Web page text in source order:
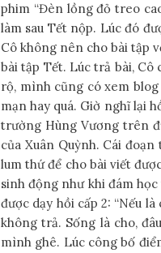
phim “Đèn lồng đỏ treo
làm sau Tết nộp. Lúc đó
Cô không nên cho bài tập
bài tập Tết. Lúc trả bài, Cô
rộ, mình cũng có xem
mạn hay quá. Giờ nghĩ lại
trường Hùng Vương trên
của Xuân Quỳnh. Cái
lum thứ để cho bài viết
sinh động như khi đám
được dạy hồi cấp 2: “Nếu
không trả. Sống là cho,
mình ghê. Lúc công bố